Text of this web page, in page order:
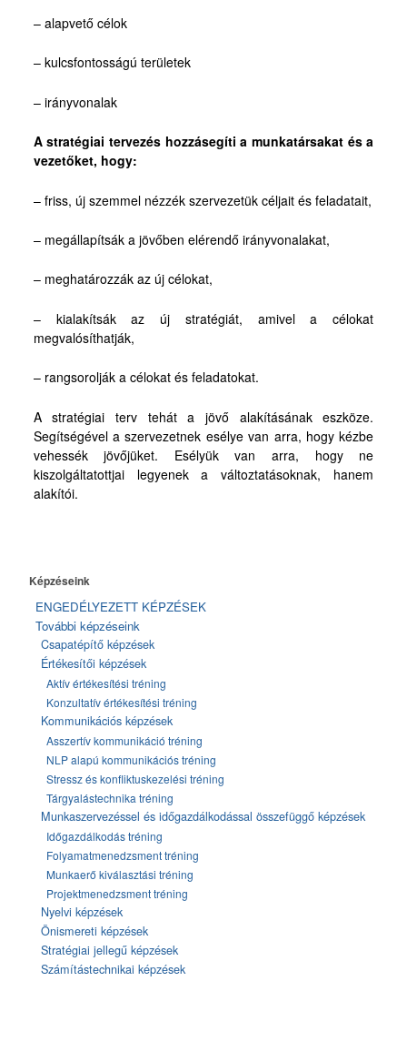
– alapvető célok
– kulcsfontosságú területek
– irányvonalak
A stratégiai tervezés hozzásegíti a munkatársakat és a
vezetőket, hogy:
– friss, új szemmel nézzék szervezetük céljait és feladatait,
– megállapítsák a jövőben elérendő irányvonalakat,
– meghatározzák az új célokat,
– kialakítsák az új stratégiát, amivel a célokat
megvalósíthatják,
– rangsorolják a célokat és feladatokat.
A stratégiai terv tehát a jövő alakításának eszköze.
Segítségével a szervezetnek esélye van arra, hogy kézbe
vehessék jövőjüket. Esélyük van arra, hogy ne
kiszolgáltatottjai legyenek a változtatásoknak, hanem
alakítói.
Képzéseink
ENGEDÉLYEZETT KÉPZÉSEK
További képzéseink
Csapatépítő képzések
Értékesítői képzések
Aktív értékesítési tréning
Konzultatív értékesítési tréning
Kommunikációs képzések
Asszertív kommunikáció tréning
NLP alapú kommunikációs tréning
Stressz és konfliktuskezelési tréning
Tárgyalástechnika tréning
Munkaszervezéssel és időgazdálkodással összefüggő képzések
Időgazdálkodás tréning
Folyamatmenedzsment tréning
Munkaerő kiválasztási tréning
Projektmenedzsment tréning
Nyelvi képzések
Önismereti képzések
Stratégiai jellegű képzések
Számítástechnikai képzések